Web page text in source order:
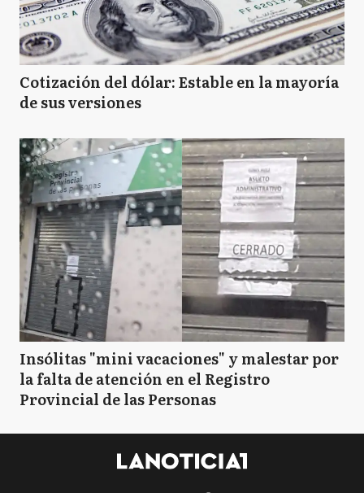
Cotización del dólar: Estable en la mayoría
de sus versiones
Insólitas "mini vacaciones" y malestar por
la falta de atención en el Registro
Provincial de las Personas